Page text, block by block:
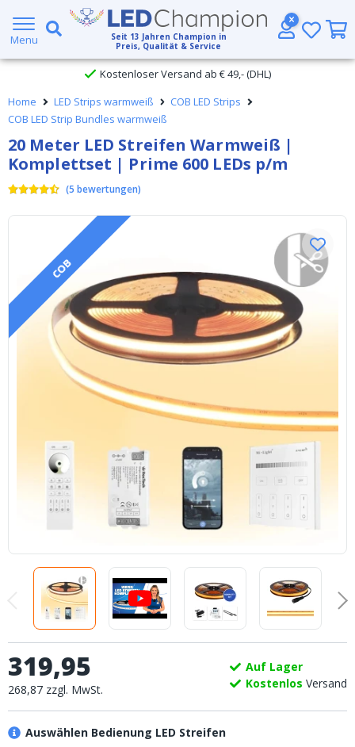
Menu Seit 13 Jahren Champion in
Preis, Qualität & Service
Großer Lagerbestand
Kostenloser Versand ab € 49,- (DHL)
Heute bestellt, am selben Tag verschickt
Home LED Strips warmweiß
COB LED Strips
COB LED Strip Bundles warmweiß
20 Meter LED Streifen Warmweiß |
Komplettset | Prime 600 LEDs p/m
(5 bewertungen)
COB
Auswählen Bedienung LED Streifen
319,95
268,87 zzgl. MwSt.
Auf Lager
Kostenlos Versand